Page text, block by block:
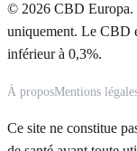
© 2026 CBD Europa.
uniquement. Le CBD
inférieur à 0,3%.
À proposMentions
Ce site ne constitue